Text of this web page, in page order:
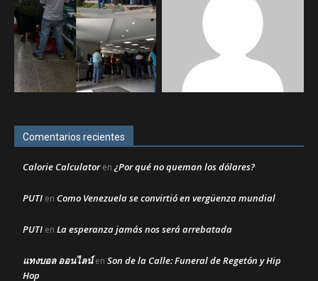
Comentarios recientes
Calorie Calculatoren¿Por qué no queman los dólares?
PUTI en Como Venezuela se convirtió en vergüenza mundial
PUTI en La esperanza jamás nos será arrebatada
แทงบอล ออนไลน์en Son de la Calle: Funeral de Regetón y Hip
Hop